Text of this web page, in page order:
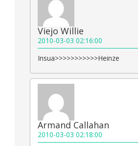
Viejo Willie
2010-03-03 02:16:00
Insua>>>>>>>>>>>Heinze
Armand Callahan
2010-03-03 02:18:00